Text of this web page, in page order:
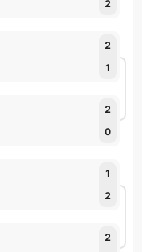
2
2
1
2
0
1
2
2